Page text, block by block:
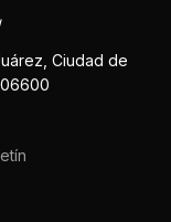
Ciudad de